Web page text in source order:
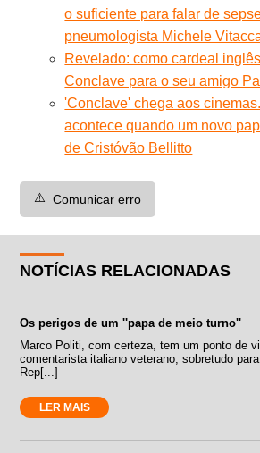
o suficiente para falar de
pneumologista Michele
Revelado: como cardeal
Conclave para o seu amigo
'Conclave' chega aos
acontece quando um novo
de Cristóvão Bellitto
⚠️ Comunicar erro
NOTÍCIAS RELACIONADAS
Os perigos de um ''papa de meio turno''
Marco Politi, com certeza, tem um ponto de
comentarista italiano veterano, sobretudo
Rep[...]
LER MAIS